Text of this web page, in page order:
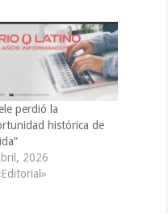
perdió la
histórica de
2026